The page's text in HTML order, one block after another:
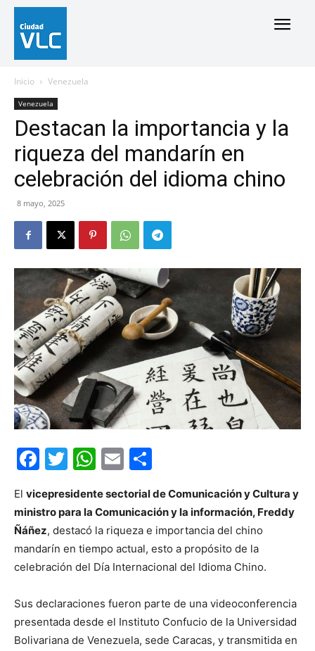
Inicio Venezuela
Venezuela
Destacan la importancia y la
riqueza del mandarín en
celebración del idioma chino
8 mayo, 2025
Facebook
Twitter
WhatsApp
Email
El vicepresidente sectorial de Comunicación y Cultura y
ministro para la Comunicación y la información, Freddy
Ñáñez, destacó la riqueza e importancia del chino
mandarín en tiempo actual, esto a propósito de la
celebración del Día Internacional del Idioma Chino.
Sus declaraciones fueron parte de una videoconferencia
presentada desde el Instituto Confucio de la Universidad
Bolivariana de Venezuela, sede Caracas, y transmitida en